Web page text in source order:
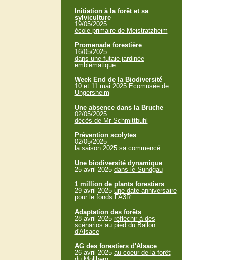
Initiation à la forêt et sa
sylviculture
19/05/2025
école primaire de Meistratzheim
Promenade forestière
16/05/2025
dans une futaie jardinée
emblématique
Week End de la Biodiversité
10 et 11 mai 2025 Ecomusée de
Ungersheim
Une absence dans la Bruche
02/05/2025
décès de Mr Schmittbuhl
Prévention scolytes
02/05/2025
la saison 2025 sa commencé
Une biodiversité dynamique
25 avril 2025 dans le Sundgau
1 million de plants forestiers
29 avril 2025 une date anniversaire
pour le fonds FA3R
Adaptation des forêts
28 avril 2025 réfléchir à des
scénarios au pied du Ballon
d'Alsace
AG des forestiers d'Alsace
26 avril 2025 au coeur de la forêt